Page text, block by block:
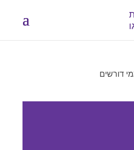
דורשים